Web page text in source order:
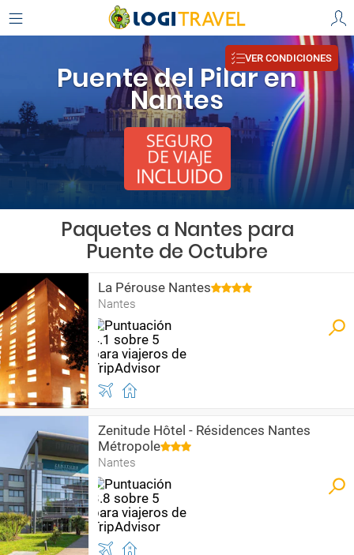
Puente del Pilar en
Nantes
VER CONDICIONES
Paquetes a Nantes para
Puente de Octubre
La Pérouse Nantes
Nantes
Zenitude Hôtel - Résidences Nantes
Métropole
Nantes